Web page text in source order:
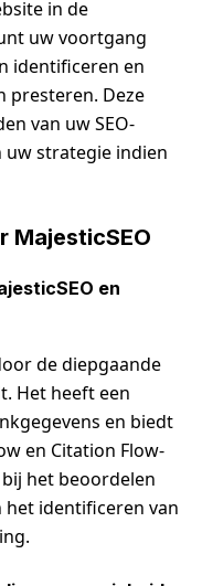
in de
uw voortgang
identificeren en
presteren. Deze
van uw SEO-
uw strategie indien
MajesticSEO
en
de diepgaande
Het heeft een
en biedt
en Citation Flow-
het beoordelen
het identificeren van